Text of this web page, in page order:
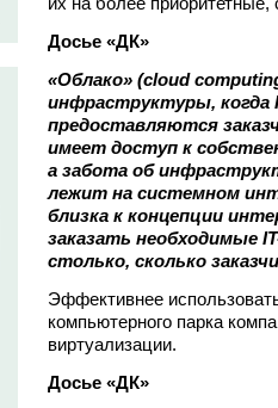
Досье «ДК»
«Облако» (cloud
инфраструктуры, когда
предоставляются
имеет доступ к
а забота об
лежит на системном
близка к концепции
заказать необходимые
столько, сколько
Эффективнее
компьютерного парка
виртуализации.
Досье «ДК»